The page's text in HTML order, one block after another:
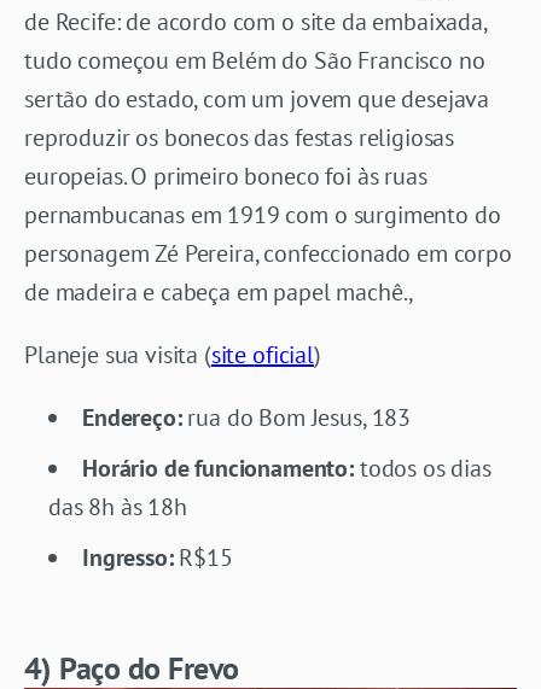
de Recife: de acordo com o site da embaixada,
tudo começou em Belém do São Francisco no
sertão do estado, com um jovem que desejava
reproduzir os bonecos das festas religiosas
europeias. O primeiro boneco foi às ruas
pernambucanas em 1919 com o surgimento do
personagem Zé Pereira, confeccionado em corpo
de madeira e cabeça em papel machê.,
Planeje sua visita (site oficial)
Endereço:rua do Bom Jesus, 183
Horário de funcionamento:todos os dias
das 8h às 18h
Ingresso:R$15
4) Paço do Frevo